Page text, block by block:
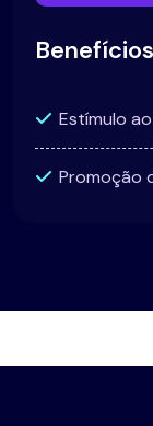
Estímulo
Promoção